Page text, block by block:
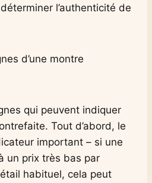
l’authenticité de
d’une montre
qui peuvent indiquer
Tout d’abord, le
important – si une
un prix très bas par
habituel, cela peut